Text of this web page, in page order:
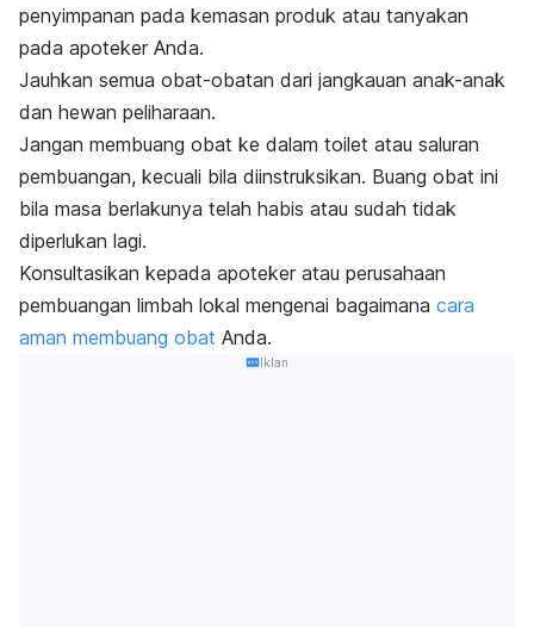
penyimpanan pada kemasan produk atau tanyakan
pada apoteker Anda.
Jauhkan semua obat-obatan dari jangkauan anak-anak
dan hewan peliharaan.
Jangan membuang obat ke dalam toilet atau saluran
pembuangan, kecuali bila diinstruksikan. Buang obat ini
bila masa berlakunya telah habis atau sudah tidak
diperlukan lagi.
Konsultasikan kepada apoteker atau perusahaan
pembuangan limbah lokal mengenai bagaimana cara
aman membuang obat Anda.
Iklan